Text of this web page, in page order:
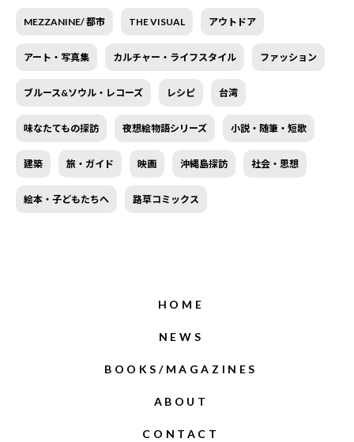
MEZZANINE/ 都市 THE VISUAL アウトドア
アート・写真集 カルチャー・ライフスタイル ファッション
ブルース&ソウル・レコーズ レシピ 台湾
味なたてもの探訪 夜想絵物語シリーズ 小説・随筆・短歌
建築 旅・ガイド 映画 沖縄島探訪 社会・思想
絵本・子どもたちへ 路草コミックス
HOME
NEWS
BOOKS/MAGAZINES
ABOUT
CONTACT